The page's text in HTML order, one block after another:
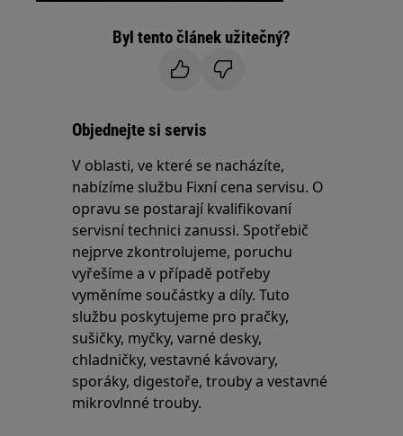
Byl tento článek užitečný?
Objednejte si servis
V oblasti, ve které se nacházíte,
nabízíme službu Fixní cena servisu. O
opravu se postarají kvalifikovaní
servisní technici zanussi. Spotřebič
nejprve zkontrolujeme, poruchu
vyřešíme a v případě potřeby
vyměníme součástky a díly. Tuto
službu poskytujeme pro pračky,
sušičky, myčky, varné desky,
chladničky, vestavné kávovary,
sporáky, digestoře, trouby a vestavné
mikrovlnné trouby.